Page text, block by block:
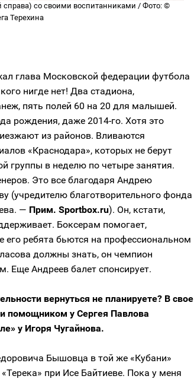
справа) со своими воспитанниками / Фото: ©
Терехина
глава Московской федерации футбола
нигде нет! Два стадиона,
пять полей 60 на 20 для малышей.
рождения, даже 2014-го. Хотя это
из районов. Вливаются
«Краснодара», которых не берут
группы в неделю по четыре занятия.
Это все благодаря Андрею
(учредителю благотворительного фонда
— Прим. Sportbox.ru). Он, кстати,
Боксерам помогает,
его ребята бьются на профессиональном
должны знать, он чемпион
Еще Андреев балет спонсирует.
вернуться не планируете? В свое
помощником у Сергея Павлова
у Игоря Чугайнова.
Бышовца в той же «Кубани»
при Исе Байтиеве. Пока у меня